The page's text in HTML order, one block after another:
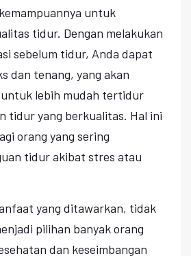
untuk
tidur. Dengan melakukan
sebelum tidur, Anda dapat
dan tenang, yang akan
lebih mudah tertidur
tidur yang berkualitas. Hal ini
orang yang sering
tidur akibat stres atau
yang ditawarkan, tidak
pilihan banyak orang
dan keseimbangan